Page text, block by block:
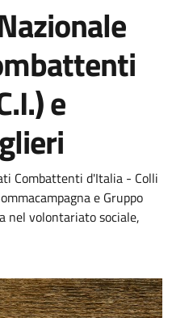
e
Combattenti d'Italia - Colli
e Gruppo
nel volontariato sociale,